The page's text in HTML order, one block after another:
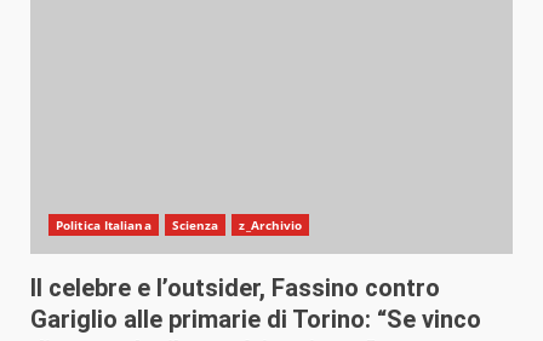
Politica Italiana Scienza z_Archivio
Il celebre e l’outsider, Fassino contro
Gariglio alle primarie di Torino: “Se vinco